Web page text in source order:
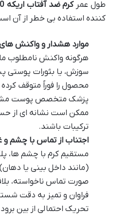
طول عمرکرم ضد آفتاب اریکه SPF50
کننده استفاده بی خطر از آن
موارد هشدار و واکنش های
هرگونه واکنش نامطلوب
سوزش، یا بثورات پوستی
محصول را فوراً متوقف
پزشک متخصص پوست
ممکن است نشانه ای از
ترکیبات باشند.
اجتناب از تماس با چشم
مستقیم کرم با چشم ها،
(مانند داخل بینی یا
صورت تماس ناخواسته،
فراوان و تمیز به دقت
تحریک احتمالی از بین